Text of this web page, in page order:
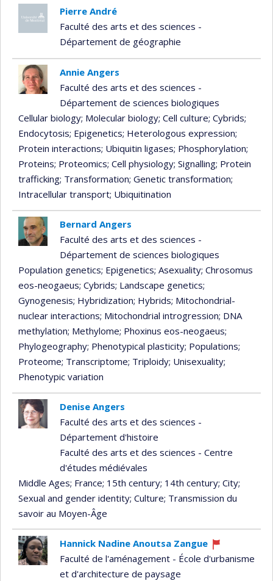
Pierre André
Faculté des arts et des sciences -
Département de géographie
Annie Angers
Faculté des arts et des sciences -
Département de sciences biologiques
Cellular biology; Molecular biology; Cell culture; Cybrids;
Endocytosis; Epigenetics; Heterologous expression;
Protein interactions; Ubiquitin ligases; Phosphorylation;
Proteins; Proteomics; Cell physiology; Signalling; Protein
trafficking; Transformation; Genetic transformation;
Intracellular transport; Ubiquitination
Bernard Angers
Faculté des arts et des sciences -
Département de sciences biologiques
Population genetics; Epigenetics; Asexuality; Chrosomus
eos-neogaeus; Cybrids; Landscape genetics;
Gynogenesis; Hybridization; Hybrids; Mitochondrial-
nuclear interactions; Mitochondrial introgression; DNA
methylation; Methylome; Phoxinus eos-neogaeus;
Phylogeography; Phenotypical plasticity; Populations;
Proteome; Transcriptome; Triploidy; Unisexuality;
Phenotypic variation
Denise Angers
Faculté des arts et des sciences -
Département d'histoire
Faculté des arts et des sciences - Centre
d'études médiévales
Middle Ages; France; 15th century; 14th century; City;
Sexual and gender identity; Culture; Transmission du
savoir au Moyen-Âge
Hannick Nadine Anoutsa Zangue
Currently
Faculté de l'aménagement - École d'urbanisme
et d'architecture de paysage